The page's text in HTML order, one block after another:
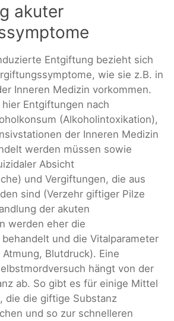
akuter
Entgiftung bezieht sich
wie sie z.B. in
Inneren Medizin vorkommen.
Entgiftungen nach
(Alkoholintoxikation),
der Inneren Medizin
werden müssen sowie
Absicht
und Vergiftungen, die aus
sind (Verzehr giftiger Pilze
der akuten
werden eher die
und die Vitalparameter
Blutdruck). Eine
hängt von der
ab. So gibt es für einige Mittel
die die giftige Substanz
und so zur schnelleren